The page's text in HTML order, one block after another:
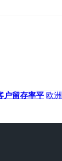
户留存率平 欧